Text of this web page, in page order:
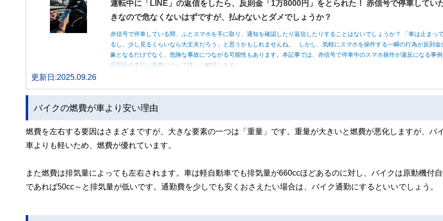
運転中に「LINE」の返信をしたら、反則金「1万8000円」をとられた！ 赤信号で停車してい
きなので危なくないはずですが、払わないとダメでしょうか？
赤信号で停車している間、ふとスマホを手に取り、通知を確認したり返信したりすることはないでしょうか？ 「車は止まっ
るし、少し見るくらいなら大丈夫だろう」と思うかもしれませんね。 しかし、気軽にスマホを操作する一瞬の行為が反則金
象となるだけでなく、危険な事故につながる可能性もあります。本記事では、赤信号で停車中のスマホ操作が違反になる事例
反則金の支払い義務について詳しく解説します。
更新日:2025.09.26
バイクの燃費が車より安い理由
燃費を左右する要因はさまざまですが、大きな要素の一つは「重量」です。重量が大きいと燃費が悪化しますが、バ
車よりも軽いため、燃費が優れています。
また燃費は排気量によっても左右されます。車は軽自動車でも排気量が660ccほどあるのに対し、バイクは原動機付
であれば50cc～と排気量が低いです。通勤費を少しでも安くおさえたい場合は、バイク通勤にするといいでしょう。